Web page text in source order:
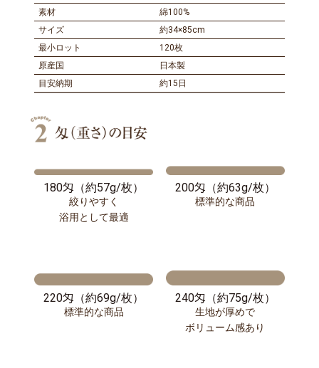
綿100%
約34×85cm
120枚
日本製
約15日
180匁（約57g/枚）
絞りやすく
浴用として最適
200匁（約63g/枚）
標準的な商品
220匁（約69g/枚）
標準的な商品
240匁（約75g/枚）
生地が厚めで
ボリューム感あり